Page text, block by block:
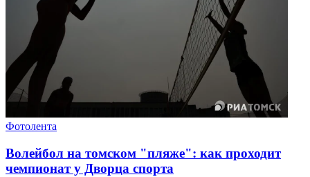
Фотолента
Волейбол на томском "пляже": как проходит
чемпионат у Дворца спорта